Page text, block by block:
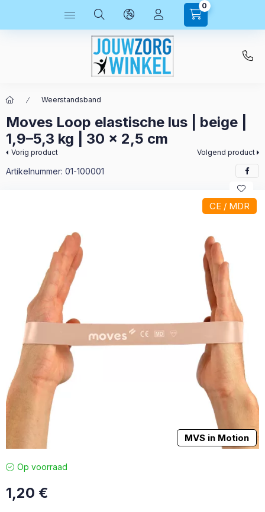
0
Weerstandsband
Moves Loop elastische lus | beige |
1,9–5,3 kg | 30 x 2,5 cm
Vorig product Volgend product
Artikelnummer: 01-100001
CE / MDR
MVS in Motion
Op voorraad
1,20 €